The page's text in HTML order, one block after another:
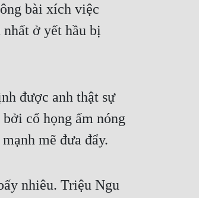
bài xích việc
ở yết hầu bị
được anh thật sự
cổ họng ấm nóng
mẽ đưa đẩy.
nhiêu. Triệu Ngu